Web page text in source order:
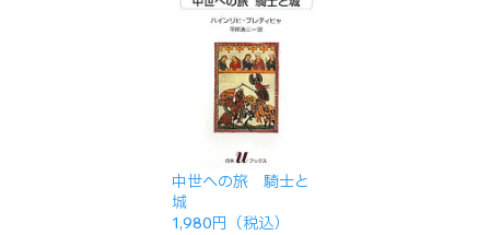
中世への旅 騎士と
城
1,980円（税込）